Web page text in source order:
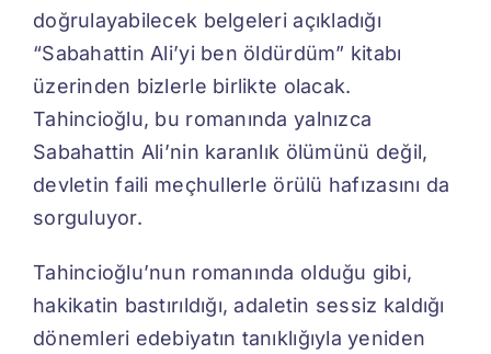
doğrulayabilecek belgeleri açıkladığı
“Sabahattin Ali’yi ben öldürdüm” kitabı
üzerinden bizlerle birlikte olacak.
Tahincioğlu, bu romanında yalnızca
Sabahattin Ali’nin karanlık ölümünü değil,
devletin faili meçhullerle örülü hafızasını da
sorguluyor.
Tahincioğlu’nun romanında olduğu gibi,
hakikatin bastırıldığı, adaletin sessiz kaldığı
dönemleri edebiyatın tanıklığıyla yeniden